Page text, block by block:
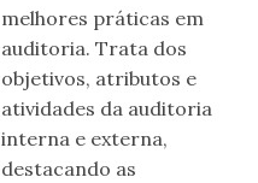
melhores práticas em
auditoria. Trata dos
objetivos, atributos e
atividades da auditoria
interna e externa,
destacando as